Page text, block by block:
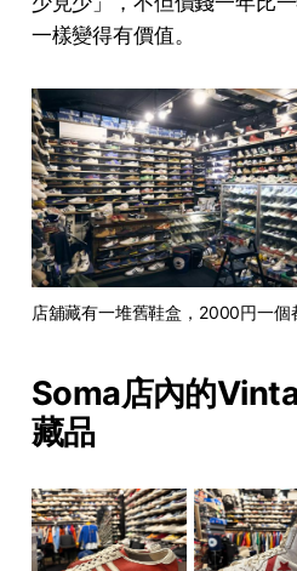
一樣變得有價值。
店舖藏有一堆舊鞋盒，2000円一個
Soma店內的
藏品